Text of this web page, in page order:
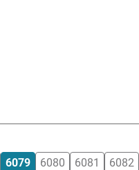
6079 6080 6081 6082